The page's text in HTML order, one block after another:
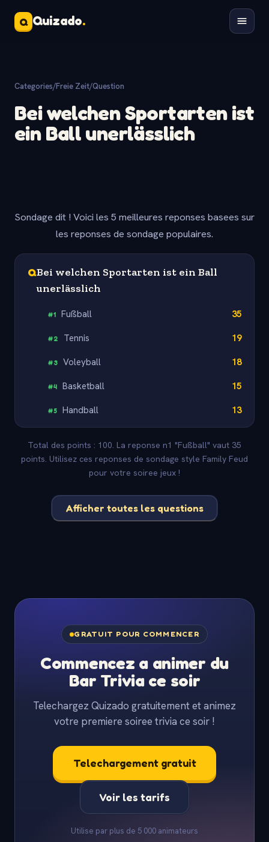
Q Quizado.
Categories/Freie Zeit/Question
Bei welchen Sportarten ist
ein Ball unerlässlich
Sondage dit ! Voici les 5 meilleures reponses basees sur
les reponses de sondage populaires.
QBei welchen Sportarten ist ein Ball
unerlässlich
#1 Fußball 35
#2 Tennis 19
#3 Voleyball 18
#4 Basketball 15
#5 Handball 13
Total des points : 100. La reponse n1 "Fußball" vaut 35
points. Utilisez ces reponses de sondage style Family Feud
pour votre soiree jeux !
Afficher toutes les questions
GRATUIT POUR COMMENCER
Commencez a animer du
Bar Trivia ce soir
Telechargez Quizado gratuitement et animez
votre premiere soiree trivia ce soir !
Telechargement gratuit
Voir les tarifs
Utilise par plus de 5 000 animateurs